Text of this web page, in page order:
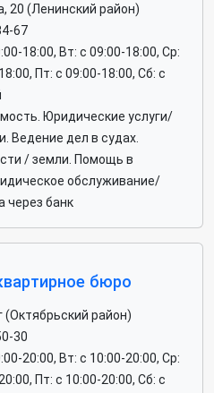
20 (Ленинский район)
67
18:00, Вт: c 09:00-18:00, Ср:
Пт: c 09:00-18:00, Сб: c
Юридические услуги/
Ведение дел в судах.
/ земли. Помощь в
обслуживание/
через банк
бюро
(Октябрьский район)
30
20:00, Вт: c 10:00-20:00, Ср:
Пт: c 10:00-20:00, Сб: c